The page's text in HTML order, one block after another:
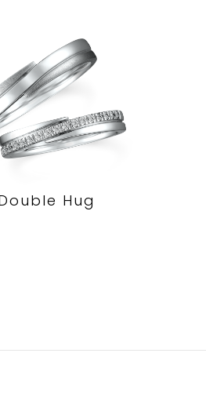
Hug